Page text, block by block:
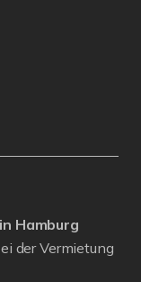
Hamburg
der Vermietung